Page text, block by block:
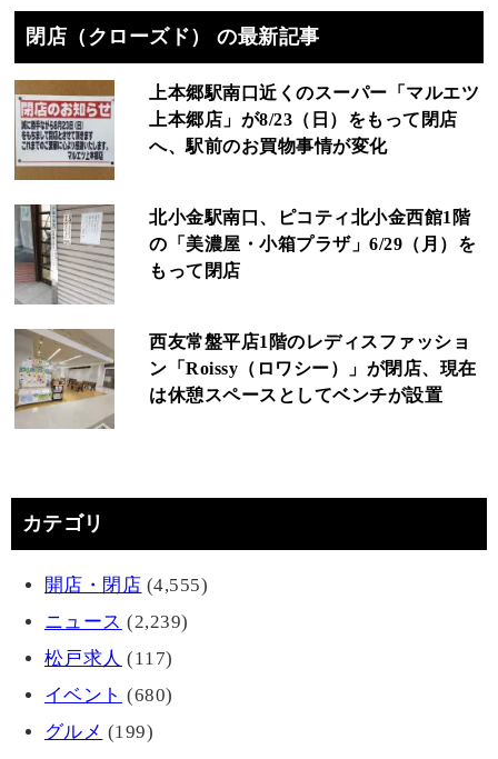
閉店（クローズド） の最新記事
上本郷駅南口近くのスーパー「マルエツ
上本郷店」が8/23（日）をもって閉店
へ、駅前のお買物事情が変化
北小金駅南口、ピコティ北小金西館1階
の「美濃屋・小箱プラザ」6/29（月）を
もって閉店
西友常盤平店1階のレディスファッショ
ン「Roissy（ロワシー）」が閉店、現在
は休憩スペースとしてベンチが設置
カテゴリ
開店・閉店 (4,555)
ニュース (2,239)
松戸求人 (117)
イベント (680)
グルメ (199)